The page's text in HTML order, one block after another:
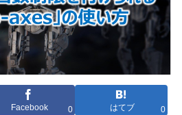
Facebook 0 はてブ 0